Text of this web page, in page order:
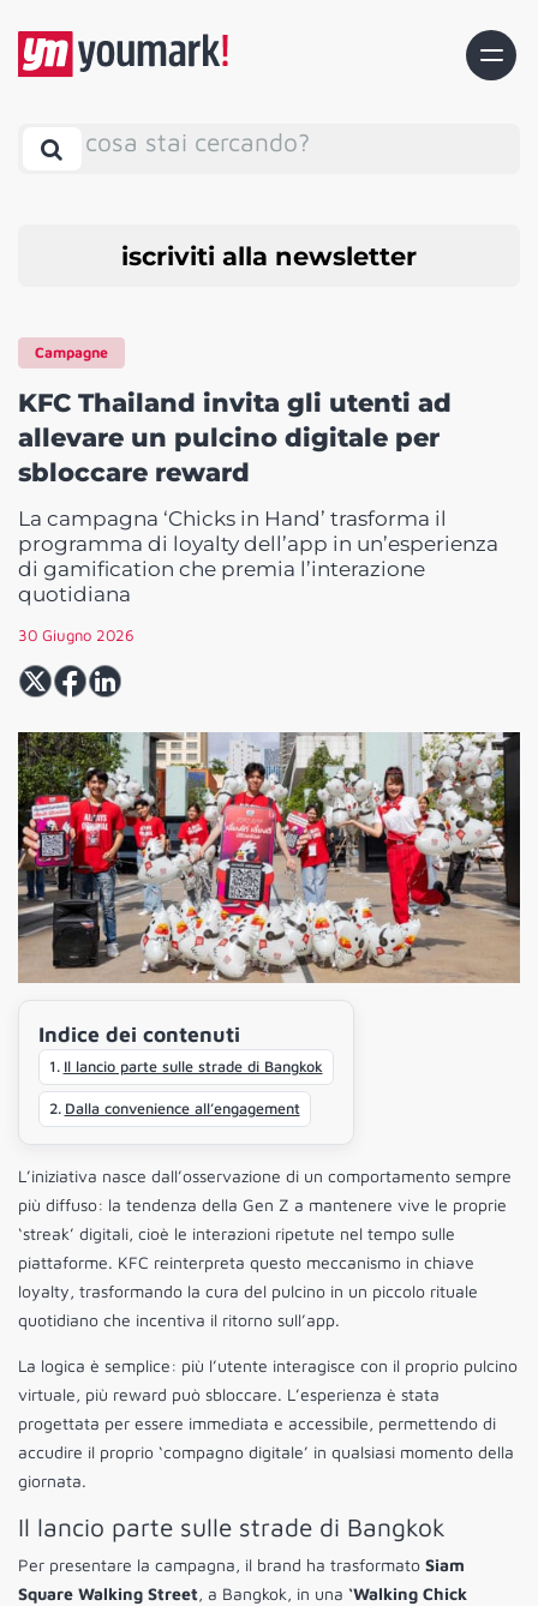
cosa stai cercando?
iscriviti alla newsletter
Campagne
KFC Thailand invita gli utenti ad
allevare un pulcino digitale per
sbloccare reward
La campagna ‘Chicks in Hand’ trasforma il
programma di loyalty dell’app in un’esperienza
di gamification che premia l’interazione
quotidiana
30 Giugno 2026
Indice dei contenuti
Il lancio parte sulle strade di Bangkok
Dalla convenience all’engagement
L’iniziativa nasce dall’osservazione di un comportamento sempre
più diffuso: la tendenza della Gen Z a mantenere vive le proprie
‘streak’ digitali, cioè le interazioni ripetute nel tempo sulle
piattaforme. KFC reinterpreta questo meccanismo in chiave
loyalty, trasformando la cura del pulcino in un piccolo rituale
quotidiano che incentiva il ritorno sull’app.
La logica è semplice: più l’utente interagisce con il proprio pulcino
virtuale, più reward può sbloccare. L’esperienza è stata
progettata per essere immediata e accessibile, permettendo di
accudire il proprio ‘compagno digitale’ in qualsiasi momento della
giornata.
Il lancio parte sulle strade di Bangkok
Per presentare la campagna, il brand ha trasformato Siam
Square Walking Street, a Bangkok, in una ‘Walking Chick